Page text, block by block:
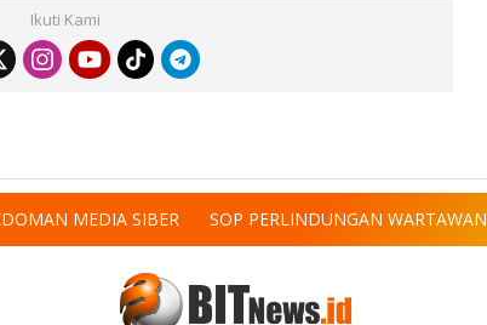
Ikuti Kami
MEDIA SIBER SOP PERLINDUNGAN WARTAWAN